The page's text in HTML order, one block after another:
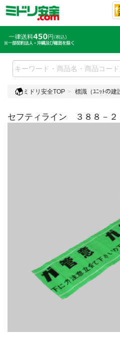
ミドリ安全TOP 標識（ﾕﾆｯﾄの建
セフティライン ３８８